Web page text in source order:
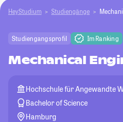
HeyStudium Studiengänge
Studiengangsprofil Im Ranking
Mechanical
Hochschule für Angewandte
Bachelor of Science
Hamburg